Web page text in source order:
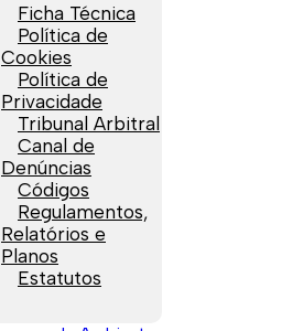
Ficha Técnica
Política de
Cookies
Política de
Privacidade
Tribunal Arbitral
Canal de
Denúncias
Códigos
Regulamentos,
Relatórios e
Planos
Estatutos